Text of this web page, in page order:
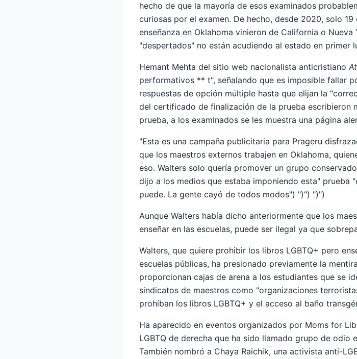
hecho de que la mayoría de esos examinados
curiosas por el examen. De hecho, desde 2020, solo
enseñanza en Oklahoma vinieron de California o
"despertados" no están acudiendo al estado en primer
Hemant Mehta del sitio web nacionalista anticristiano
performativos ** t", señalando que es imposible fallar
respuestas de opción múltiple hasta que elijan la
del certificado de finalización de la prueba escribieron
prueba, a los examinados se les muestra una página
"Esta es una campaña publicitaria para Prageru
que los maestros externos trabajen en Oklahoma,
eso. Walters solo quería promover un grupo
dijo a los medios que estaba imponiendo esta" prueba
puede. La gente cayó de todos modos") ")") ")")
Aunque Walters había dicho anteriormente que los
enseñar en las escuelas, puede ser ilegal ya que
Walters, que quiere prohibir los libros LGBTQ+ pero
escuelas públicas, ha presionado previamente la
proporcionan cajas de arena a los estudiantes que se
sindicatos de maestros como "organizaciones
prohíban los libros LGBTQ+ y el acceso al baño
Ha aparecido en eventos organizados por Moms for
LGBTQ de derecha que ha sido llamado grupo de
También nombró a Chaya Raichik, una activista anti-